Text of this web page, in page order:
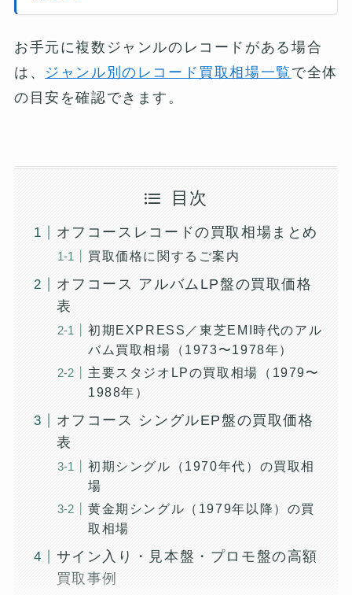
お手元に複数ジャンルのレコードがある場合
は、 ジャンル別のレコード買取相場一覧 で全体
の目安を確認できます。
目次
オフコースレコードの買取相場まとめ
買取価格に関するご案内
オフコース アルバムLP盤の買取価格
表
初期EXPRESS／東芝EMI時代のアル
バム買取相場（1973〜1978年）
主要スタジオLPの買取相場（1979〜
1988年）
オフコース シングルEP盤の買取価格
表
初期シングル（1970年代）の買取相
場
黄金期シングル（1979年以降）の買
取相場
サイン入り・見本盤・プロモ盤の高額
買取事例